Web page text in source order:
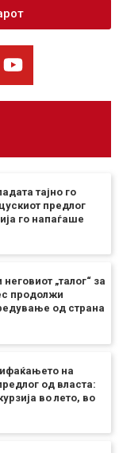
тајно го
предлог
го напаѓаше
„талог“ за
продолжи
од страна
на
од власта:
во лето, во